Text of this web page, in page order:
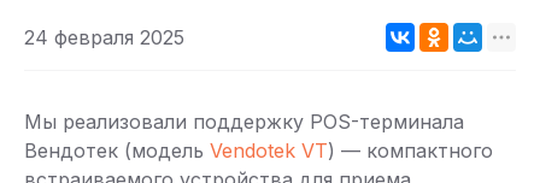
24 февраля 2025
Мы реализовали поддержку POS-терминала
Вендотек (модель Vendotek VT) — компактного